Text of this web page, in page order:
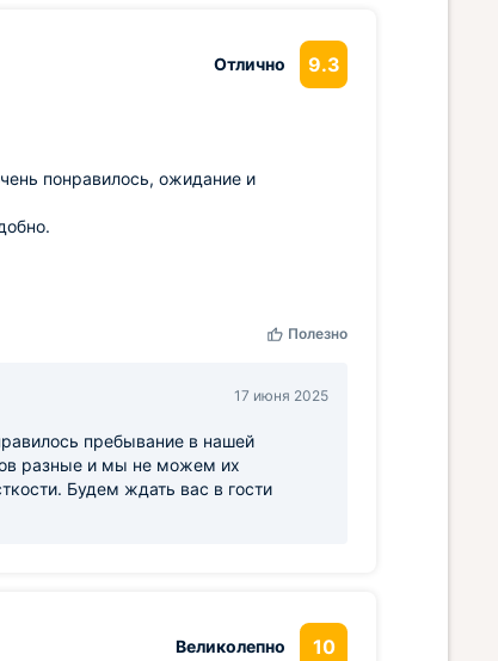
Отлично 9.3
понравилось, ожидание и
Полезно
17 июня 2025
пребывание в нашей
разные и мы не можем их
Будем ждать вас в гости
Великолепно 10